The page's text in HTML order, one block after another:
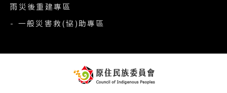
雨災後重建專區
- 一般災害救(協)助專區